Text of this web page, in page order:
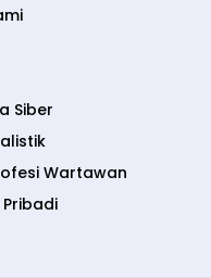
Siber
Wartawan